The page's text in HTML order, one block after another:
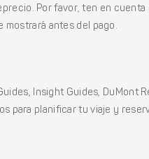
Por favor, ten en cuenta
antes del pago.
Insight Guides, DuMont
para planificar tu viaje y